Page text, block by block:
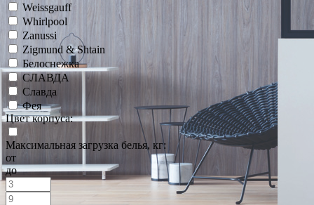
Weissgauff
Whirlpool
Zanussi
Zigmund & Shtain
Белоснежка
СЛАВДА
Славда
Фея
Цвет корпуса:
Максимальная загрузка белья, кг:
от
до